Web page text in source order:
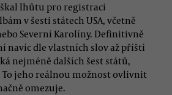
lhůtu pro registraci
v šesti státech USA, včetně
Severní Karolíny. Definitivně
navíc dle vlastních slov až příští
nejméně dalších šest států,
jeho reálnou možnost ovlivnit
omezuje.